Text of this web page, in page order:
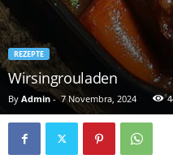
REZEPTE
Wirsingrouladen
By Admin - 7 Novembra, 2024